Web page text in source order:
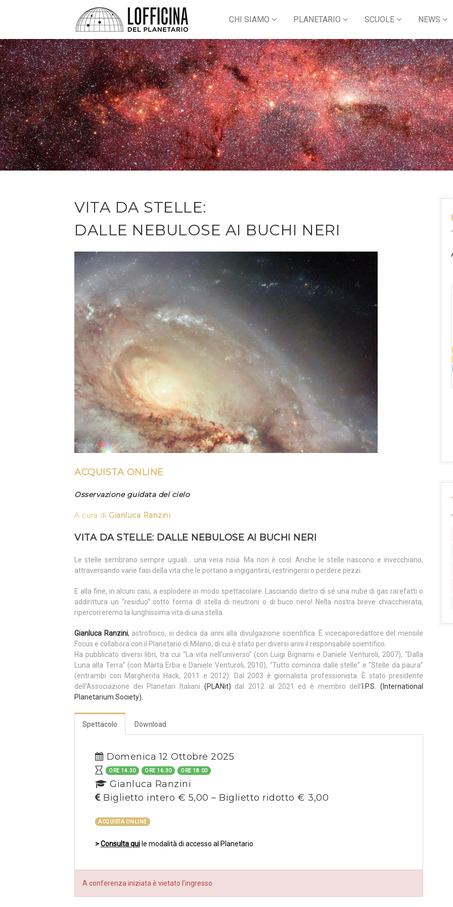
CHI SIAMO PLANETARIO SCUOLE NEWS
VITA DA STELLE:
DALLE NEBULOSE AI BUCHI NERI
ACQUISTA ONLINE
Osservazione guidata del cielo
A cura di Gianluca Ranzini
VITA DA STELLE: DALLE NEBULOSE AI BUCHI NERI
Le stelle sembrano sempre uguali… una vera noia. Ma non è così. Anche le stelle nascono e invecchiano,
attraversando varie fasi della vita che le portano a ingigantirsi, restringersi o perdere pezzi.
E alla fine, in alcuni casi, a esplodere in modo spettacolare. Lasciando dietro di sé una nube di gas rarefatti o
addirittura un “residuo” sotto forma di stella di neutroni o di buco nero! Nella nostra breve chiacchierata,
ripercorreremo la lunghissima vita di una stella.
Gianluca Ranzini, astrofisico, si dedica da anni alla divulgazione scientifica. È vicecaporedattore del mensile
Focus e collabora con il Planetario di Milano, di cui è stato per diversi anni il responsabile scientifico.
Ha pubblicato diversi libri, tra cui “La vita nell’universo” (con Luigi Bignami e Daniele Venturoli, 2007), “Dalla
Luna alla Terra” (con Marta Erba e Daniele Venturoli, 2010), “Tutto comincia dalle stelle” e “Stelle da paura”
(entrambi con Margherita Hack, 2011 e 2012). Dal 2003 è giornalista professionista. È stato presidente
dell’Associazione dei Planetari Italiani (PLANit) dal 2012 al 2021 ed è membro dell’ I.P.S. (International
Planetarium Society).
Spettacolo Download
Domenica 12 Ottobre 2025
ORE 14.30 ORE 16.30 ORE 18.00
Gianluca Ranzini
Biglietto intero € 5,00 – Biglietto ridotto € 3,00
ACQUISTA ONLINE
>Consulta qui le modalità di accesso al Planetario
A conferenza iniziata è vietato l’ingresso.